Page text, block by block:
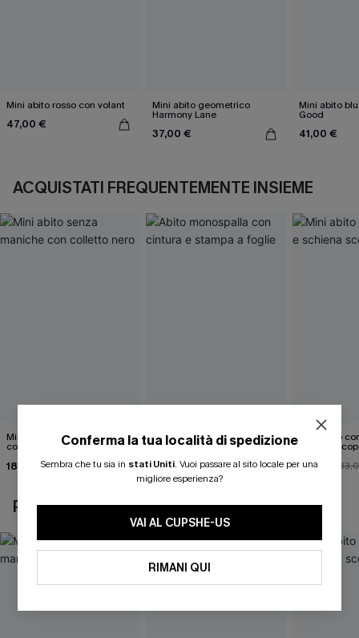
Mini abito rosso con volant
47,00 €
Mini abito geometrico
Harmony Lane
37,00 €
Mini abito
Good
41,00 €
ACQUISTATI FREQUENTEMENTE INSIEME
Mini abito senza maniche
con colletto nero
18,90 €
Abito monospalla con
cintura e stampa a foglie
26,90 €
Mini abito
schiena
26,00 €
POTREBBE INTERESSARTI ANCHE
Conferma la tua località di spedizione
Sembra che tu sia in stati Uniti. Vuoi passare al sito locale per una
migliore esperienza?
VAI AL CUPSHE-US
RIMANI QUI